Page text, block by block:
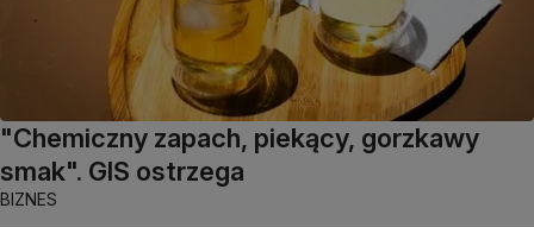
"Chemiczny zapach, piekący, gorzkawy
smak". GIS ostrzega
BIZNES